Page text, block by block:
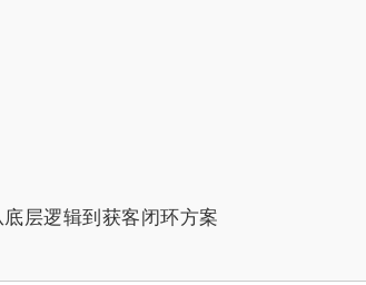
层逻辑到获客闭环方案